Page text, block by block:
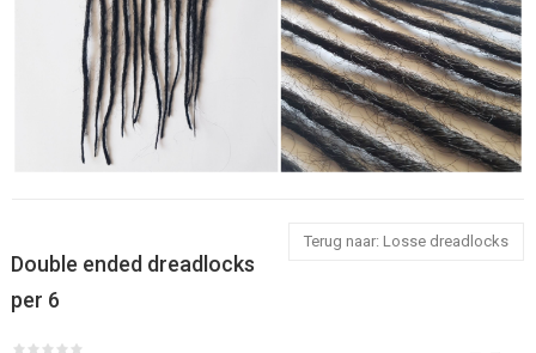
Terug naar: Losse dreadlocks
Double ended dreadlocks
per 6